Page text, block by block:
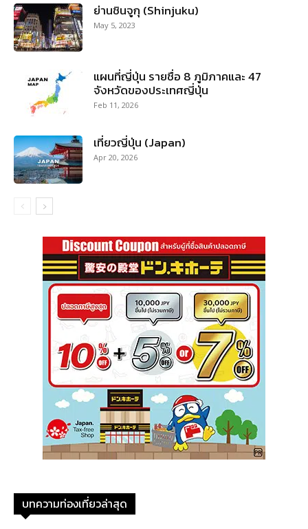
ย่านชินจูกุ (Shinjuku)
May 5, 2023
แผนที่ญี่ปุ่น รายชื่อ 8 ภูมิภาคและ 47
จังหวัดของประเทศญี่ปุ่น
Feb 11, 2026
เที่ยวญี่ปุ่น (Japan)
Apr 20, 2026
บทความท่องเที่ยวล่าสุด